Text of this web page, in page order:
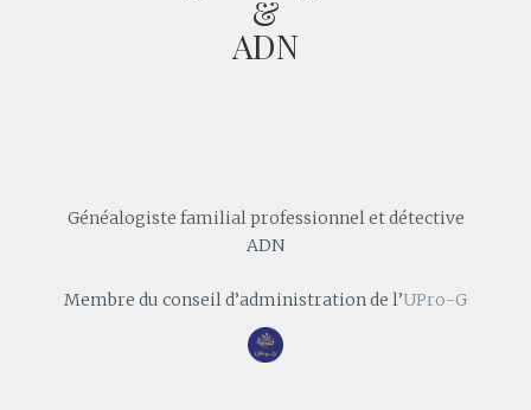
&
ADN
Généalogiste familial professionnel et détective
ADN
Membre du conseil d’administration de l’UPro-G